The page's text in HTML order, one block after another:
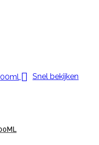
 Snel bekijken